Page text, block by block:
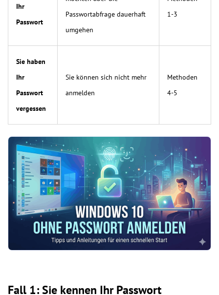
Ihr
Passwort
Passwortabfrage dauerhaft
umgehen
1-3
Sie haben
Ihr
Passwort
vergessen
Sie können sich nicht mehr
anmelden
Methoden
4-5
Fall 1: Sie kennen Ihr Passwort